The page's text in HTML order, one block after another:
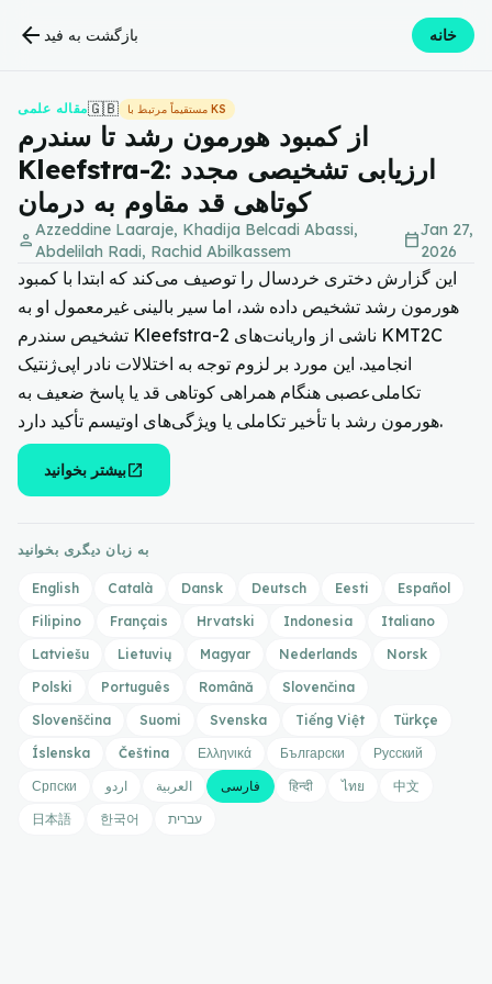
arrow_back بازگشت به فید خانه
مقاله علمی🇬🇧 مستقیماً مرتبط با KS
از کمبود هورمون رشد تا سندرم
Kleefstra-2: ارزیابی تشخیصی مجدد
کوتاهی قد مقاوم به درمان
personAzzeddine Laaraje, Khadija Belcadi Abassi,
Abdelilah Radi, Rachid Abilkassem
calendar_todayJan 27,
2026
این گزارش دختری خردسال را توصیف می‌کند که ابتدا با کمبود
هورمون رشد تشخیص داده شد، اما سیر بالینی غیرمعمول او به
تشخیص سندرم Kleefstra-2 ناشی از واریانت‌های KMT2C
انجامید. این مورد بر لزوم توجه به اختلالات نادر اپی‌ژنتیک
تکاملی‌عصبی هنگام همراهی کوتاهی قد یا پاسخ ضعیف به
هورمون رشد با تأخیر تکاملی یا ویژگی‌های اوتیسم تأکید دارد.
بیشتر بخوانیدopen_in_new
به زبان دیگری بخوانید
English Català Dansk Deutsch Eesti
Español
Filipino
Français Hrvatski Indonesia
Italiano
Latviešu
Lietuvių Magyar Nederlands
Norsk
Polski
Português Română
Slovenčina
Slovenščina
Suomi Svenska Tiếng Việt
Türkçe
Íslenska
Čeština Ελληνικά Български
Русский
Српски
اردو العربية فارسی हिन्दी ไทย
中文
日本語
한국어 עברית